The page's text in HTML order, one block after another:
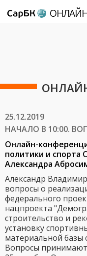
25.12.2019
НАЧАЛО В 10:00.
Онлайн-
политики и спорта
Александра
Александр
вопросы о
федерального
нацпроекта
строительство и
установку
материальной базы
Вопросы